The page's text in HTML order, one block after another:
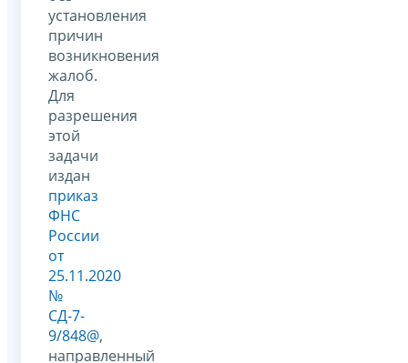
установления
причин
возникновения
жалоб.
Для
разрешения
этой
задачи
издан
приказ
ФНС
России
от
25.11.2020
№
СД-7-
9/848@,
направленный